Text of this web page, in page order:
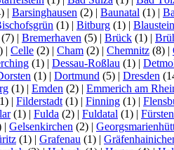
| Barsinghausen (2) | Baunatal (1) |
(1) | Bitburg (1) | Blaustein
(7) | Bremerhaven (5) | Brück (1) |
| Celle (2) | Cham (2) | Chemnitz (8) |
(1) | Dessau-Roßlau (1) |
(1) | Dortmund (5) | Dresden
(1) | Emden (2) | Emmerich am
| Filderstadt (1) | Finning (1) |
(1) | Fulda (2) | Fuldatal (1) |
| Gelsenkirchen (2) |
(1) | Grafenau (1) |